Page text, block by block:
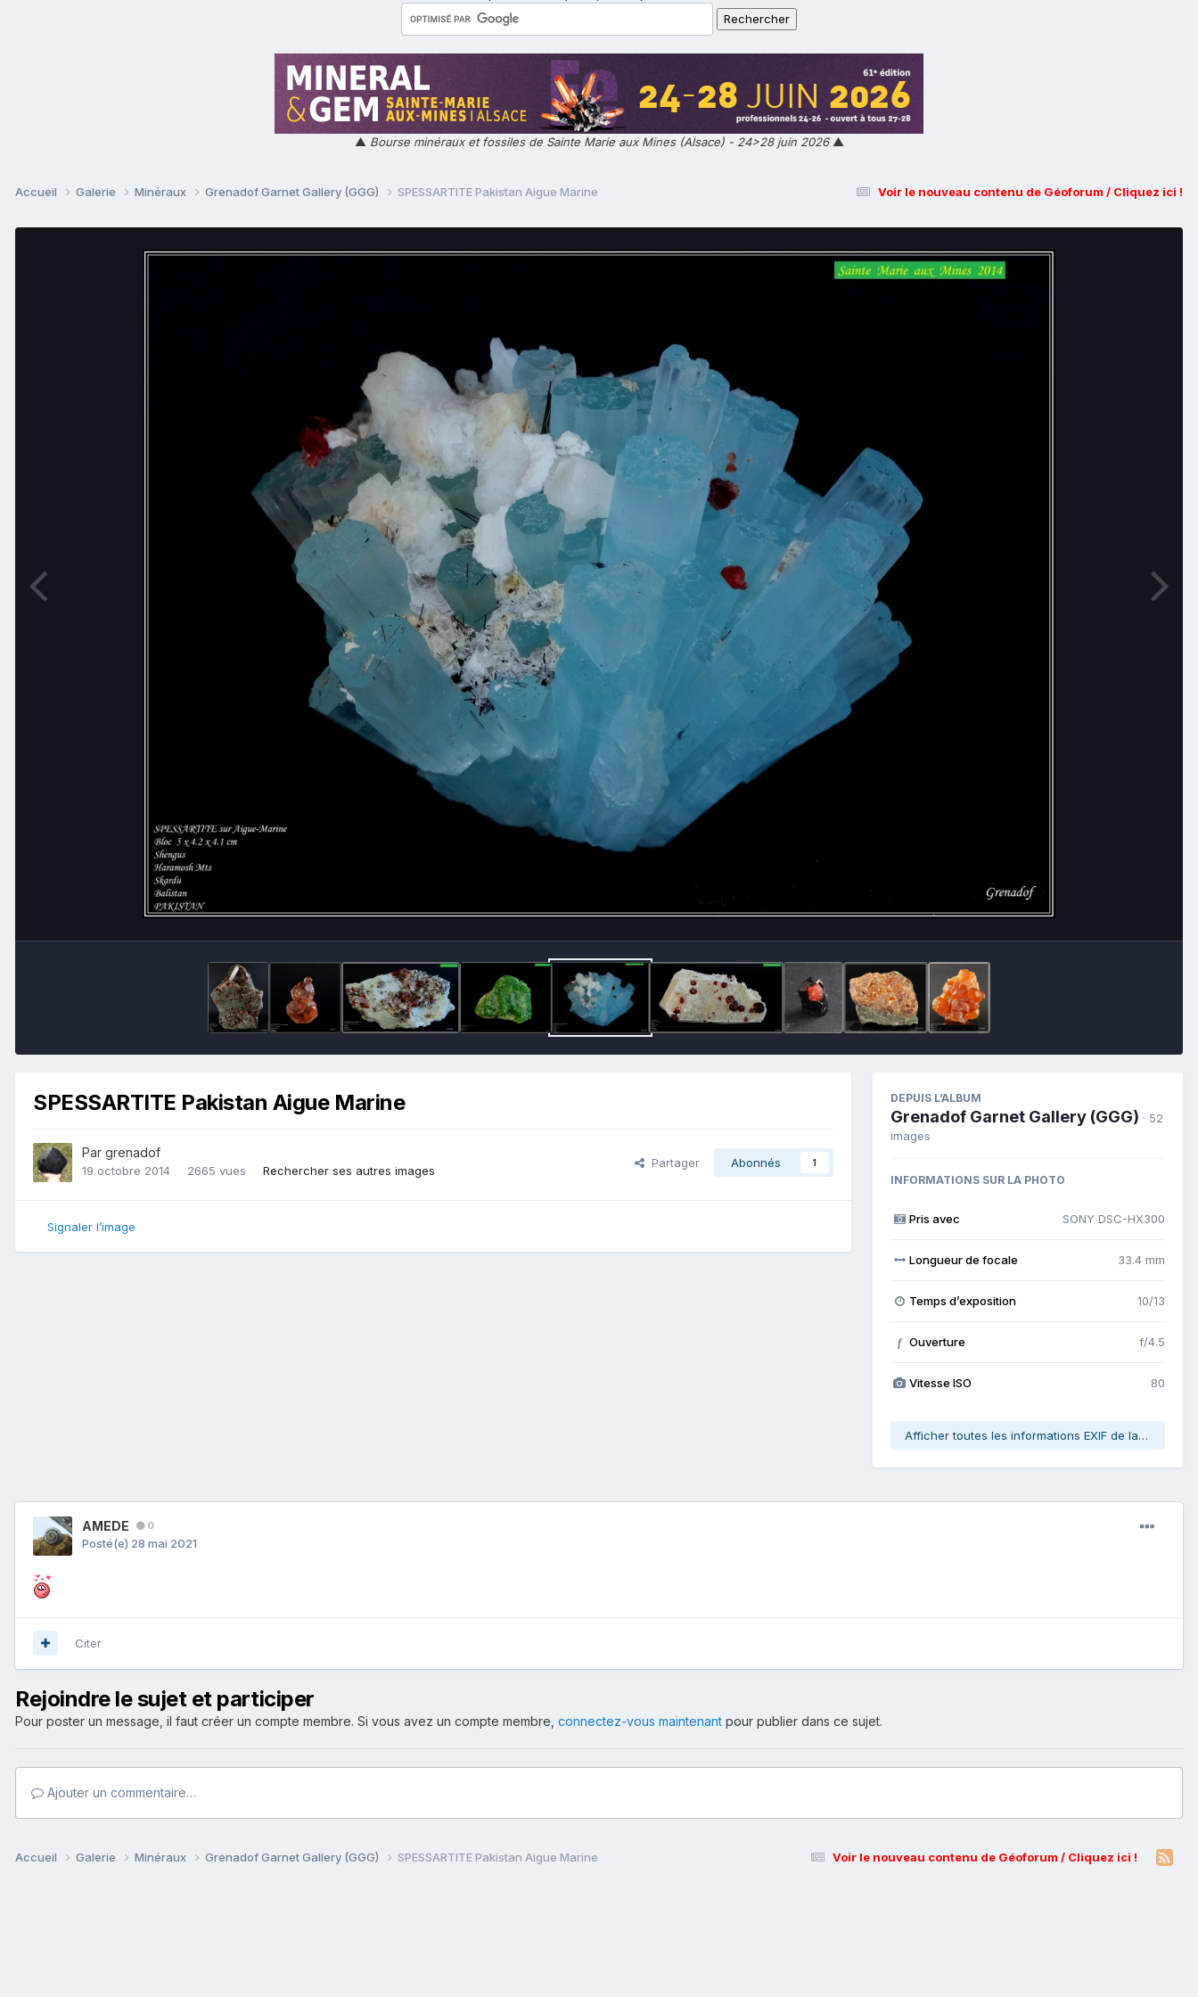
▲ Bourse minéraux et fossiles de Sainte Marie aux Mines (Alsace) - 24>28 juin 2026▲
Voir le nouveau contenu de Géoforum / Cliquez ici !
Accueil Galerie Minéraux Grenadof Garnet Gallery (GGG) SPESSARTITE Pakistan Aigue Marine
SPESSARTITE Pakistan Aigue Marine
Par grenadof
19 octobre 2014 2665 vues Rechercher ses autres images
Partager Abonnés 1
Signaler l’image
DEPUIS L’ALBUM
Grenadof Garnet Gallery (GGG) · 52
images
INFORMATIONS SUR LA PHOTO
Pris avec SONY DSC-HX300
Longueur de focale 33.4 mm
Temps d’exposition 10/13
f Ouverture f/4.5
Vitesse ISO 80
Afficher toutes les informations EXIF de la photo
AMEDE 0
Posté(e) 28 mai 2021
Citer
Rejoindre le sujet et participer
Pour poster un message, il faut créer un compte membre. Si vous avez un compte membre, connectez-vous maintenant pour publier dans ce sujet.
Ajouter un commentaire…
Voir le nouveau contenu de Géoforum / Cliquez ici !
Accueil Galerie Minéraux Grenadof Garnet Gallery (GGG) SPESSARTITE Pakistan Aigue Marine